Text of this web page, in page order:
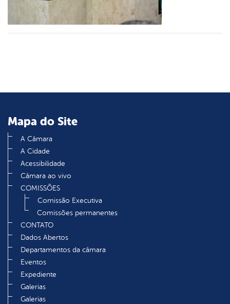
Mapa do Site
A Câmara
A Cidade
Acessibilidade
Câmara ao vivo
COMISSÕES
Comissão Executiva
Comissões permanentes
CONTATO
Dados Abertos
Departamentos da câmara
Eventos
Expediente
Galerias
Galerias